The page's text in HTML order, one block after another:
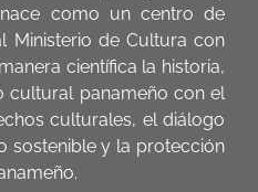
nace como un centro de
Ministerio de Cultura con
científica la historia,
cultural panameño con el
culturales, el diálogo
sostenible y la protección